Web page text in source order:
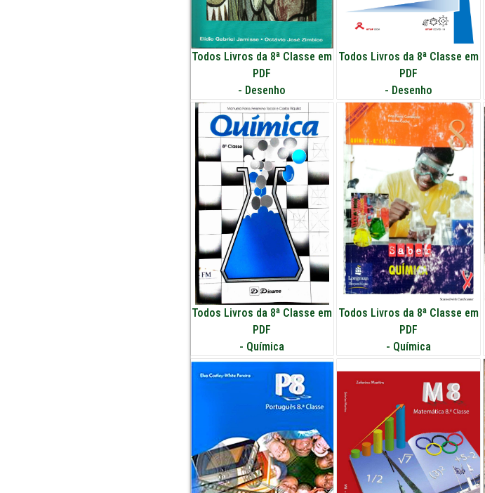
Todos Livros da 8ª Classe em
PDF
- Desenho
Todos Livros da 8ª Classe em
PDF
- Desenho
Todos Livros da 8ª Classe em
PDF
- Química
Todos Livros da 8ª Classe em
PDF
- Química